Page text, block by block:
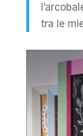
tra le